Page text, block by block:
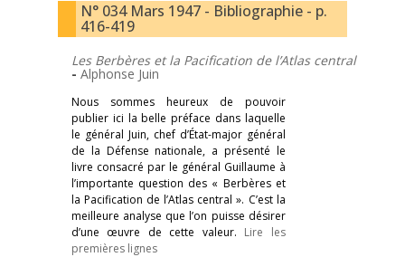
N° 034 Mars 1947 - Bibliographie - p.
416-419
Les Berbères et la Pacification de l’Atlas central
- Alphonse Juin
Nous sommes heureux de pouvoir
publier ici la belle préface dans laquelle
le général Juin, chef d’État-major général
de la Défense nationale, a présenté le
livre consacré par le général Guillaume à
l’importante question des « Berbères et
la Pacification de l’Atlas central ». C’est la
meilleure analyse que l’on puisse désirer
d’une œuvre de cette valeur. Lire les
premières lignes